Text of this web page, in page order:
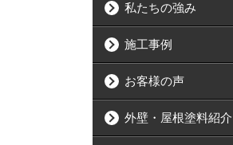
私たちの強み
施工事例
お客様の声
外壁・屋根塗料紹介